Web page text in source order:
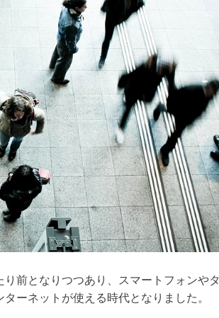
前となりつつあり、スマートフォンやタ
ーネットが使える時代となりました。